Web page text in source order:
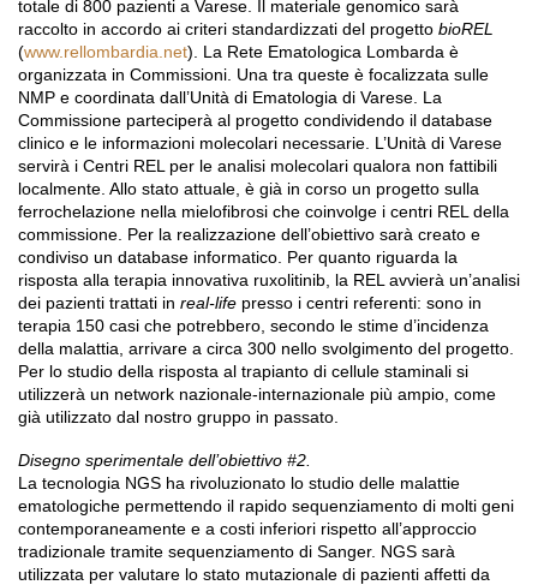
totale di 800 pazienti a Varese. Il materiale genomico sarà
raccolto in accordo ai criteri standardizzati del progetto bioREL
(www.rellombardia.net). La Rete Ematologica Lombarda è
organizzata in Commissioni. Una tra queste è focalizzata sulle
NMP e coordinata dall’Unità di Ematologia di Varese. La
Commissione parteciperà al progetto condividendo il database
clinico e le informazioni molecolari necessarie. L’Unità di Varese
servirà i Centri REL per le analisi molecolari qualora non fattibili
localmente. Allo stato attuale, è già in corso un progetto sulla
ferrochelazione nella mielofibrosi che coinvolge i centri REL della
commissione. Per la realizzazione dell’obiettivo sarà creato e
condiviso un database informatico. Per quanto riguarda la
risposta alla terapia innovativa ruxolitinib, la REL avvierà un’analisi
dei pazienti trattati in real-life presso i centri referenti: sono in
terapia 150 casi che potrebbero, secondo le stime d’incidenza
della malattia, arrivare a circa 300 nello svolgimento del progetto.
Per lo studio della risposta al trapianto di cellule staminali si
utilizzerà un network nazionale-internazionale più ampio, come
già utilizzato dal nostro gruppo in passato.
Disegno sperimentale dell’obiettivo #2.
La tecnologia NGS ha rivoluzionato lo studio delle malattie
ematologiche permettendo il rapido sequenziamento di molti geni
contemporaneamente e a costi inferiori rispetto all’approccio
tradizionale tramite sequenziamento di Sanger. NGS sarà
utilizzata per valutare lo stato mutazionale di pazienti affetti da